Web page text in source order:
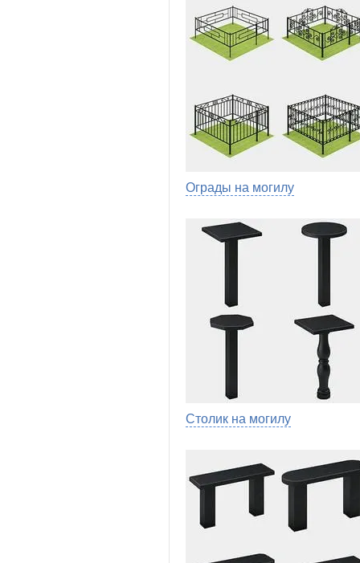
Ограды на могилу
Столик на могилу